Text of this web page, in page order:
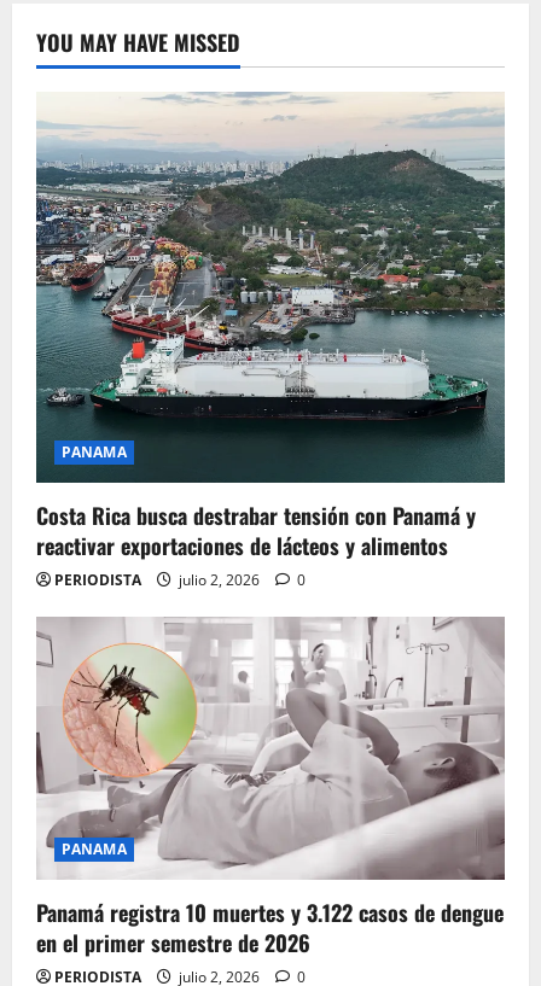
YOU MAY HAVE MISSED
PANAMA
Costa Rica busca destrabar tensión con Panamá y
reactivar exportaciones de lácteos y alimentos
PERIODISTA julio 2, 2026 0
PANAMA
Panamá registra 10 muertes y 3.122 casos de dengue
en el primer semestre de 2026
PERIODISTA julio 2, 2026 0